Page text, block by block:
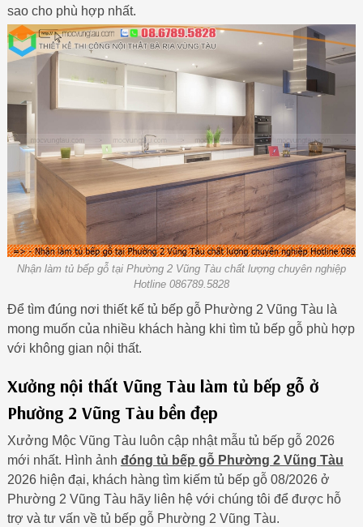
sao cho phù hợp nhất.
Nhận làm tủ bếp gỗ tại Phường 2 Vũng Tàu chất lượng chuyên nghiệp
Hotline 086789.5828
Để tìm đúng nơi thiết kế tủ bếp gỗ Phường 2 Vũng Tàu là
mong muốn của nhiều khách hàng khi tìm tủ bếp gỗ phù hợp
với không gian nội thất.
Xưởng nội thất Vũng Tàu làm tủ bếp gỗ ở
Phường 2 Vũng Tàu bền đẹp
Xưởng Mộc Vũng Tàu luôn cập nhật mẫu tủ bếp gỗ 2026
mới nhất. Hình ảnh đóng tủ bếp gỗ Phường 2 Vũng Tàu
2026 hiện đại, khách hàng tìm kiếm tủ bếp gỗ 08/2026 ở
Phường 2 Vũng Tàu hãy liên hệ với chúng tôi để được hỗ
trợ và tư vấn về tủ bếp gỗ Phường 2 Vũng Tàu.